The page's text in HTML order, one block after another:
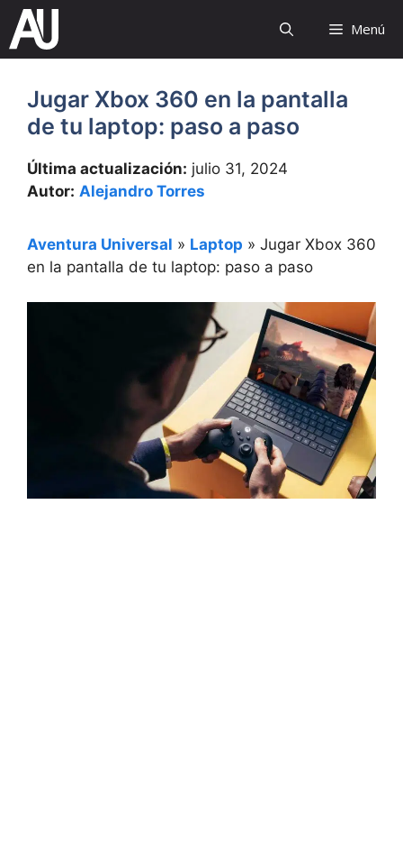
Saltar
contenido
Menú
Jugar Xbox 360 en la pantalla
de tu laptop: paso a paso
Última actualización: julio 31, 2024
Autor: Alejandro Torres
Aventura Universal » Laptop » Jugar Xbox 360
en la pantalla de tu laptop: paso a paso